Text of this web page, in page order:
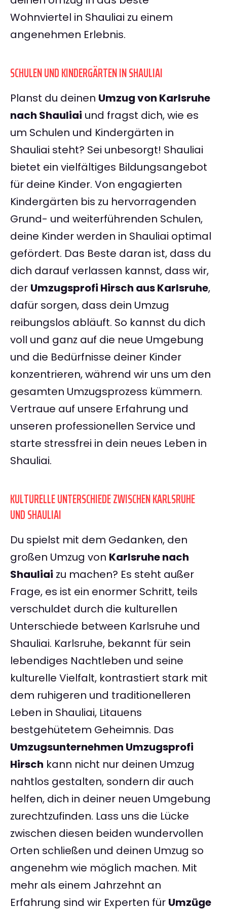
Wohnviertel in Shauliai zu einem
angenehmen Erlebnis.
SCHULEN UND KINDERGÄRTEN IN SHAULIAI
Planst du deinen Umzug von Karlsruhe
nach Shauliai und fragst dich, wie es
um Schulen und Kindergärten in
Shauliai steht? Sei unbesorgt! Shauliai
bietet ein vielfältiges Bildungsangebot
für deine Kinder. Von engagierten
Kindergärten bis zu hervorragenden
Grund- und weiterführenden Schulen,
deine Kinder werden in Shauliai optimal
gefördert. Das Beste daran ist, dass du
dich darauf verlassen kannst, dass wir,
der Umzugsprofi Hirsch aus Karlsruhe,
dafür sorgen, dass dein Umzug
reibungslos abläuft. So kannst du dich
voll und ganz auf die neue Umgebung
und die Bedürfnisse deiner Kinder
konzentrieren, während wir uns um den
gesamten Umzugsprozess kümmern.
Vertraue auf unsere Erfahrung und
unseren professionellen Service und
starte stressfrei in dein neues Leben in
Shauliai.
KULTURELLE UNTERSCHIEDE ZWISCHEN KARLSRUHE
UND SHAULIAI
Du spielst mit dem Gedanken, den
großen Umzug von Karlsruhe nach
Shauliai zu machen? Es steht außer
Frage, es ist ein enormer Schritt, teils
verschuldet durch die kulturellen
Unterschiede between Karlsruhe und
Shauliai. Karlsruhe, bekannt für sein
lebendiges Nachtleben und seine
kulturelle Vielfalt, kontrastiert stark mit
dem ruhigeren und traditionelleren
Leben in Shauliai, Litauens
bestgehütetem Geheimnis. Das
Umzugsunternehmen Umzugsprofi
Hirsch kann nicht nur deinen Umzug
nahtlos gestalten, sondern dir auch
helfen, dich in deiner neuen Umgebung
zurechtzufinden. Lass uns die Lücke
zwischen diesen beiden wundervollen
Orten schließen und deinen Umzug so
angenehm wie möglich machen. Mit
mehr als einem Jahrzehnt an
Erfahrung sind wir Experten für Umzüge